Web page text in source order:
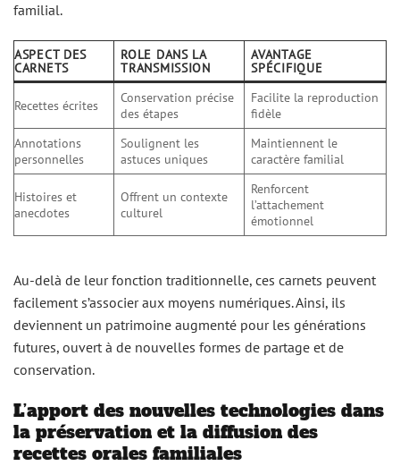
familial.
ASPECT DES
CARNETS
ROLE DANS LA
TRANSMISSION
AVANTAGE
SPÉCIFIQUE
Recettes écrites
Conservation précise
des étapes
Facilite la reproduction
fidèle
Annotations
personnelles
Soulignent les
astuces uniques
Maintiennent le
caractère familial
Histoires et
anecdotes
Offrent un contexte
culturel
Renforcent
l’attachement
émotionnel
Au-delà de leur fonction traditionnelle, ces carnets peuvent
facilement s’associer aux moyens numériques. Ainsi, ils
deviennent un patrimoine augmenté pour les générations
futures, ouvert à de nouvelles formes de partage et de
conservation.
L’apport des nouvelles technologies dans
la préservation et la diffusion des
recettes orales familiales